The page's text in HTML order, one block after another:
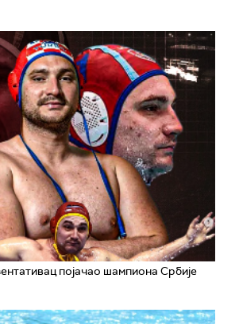
појачао шампиона Србије